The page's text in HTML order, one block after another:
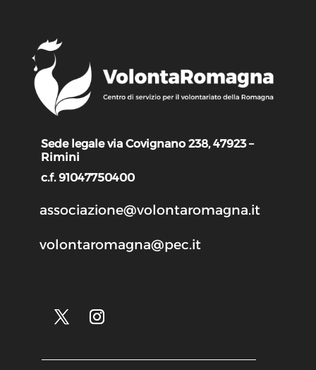
Sede legale via Covignano 238, 47923 –
Rimini
c.f. 91047750400
associazione@volontaromagna.it
volontaromagna@pec.it